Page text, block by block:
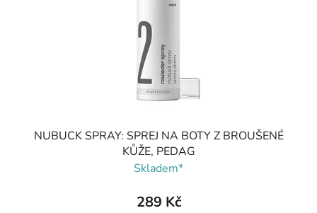
NUBUCK SPRAY: SPREJ NA BOTY Z BROUŠENÉ
KŮŽE, PEDAG
Skladem*
289 Kč